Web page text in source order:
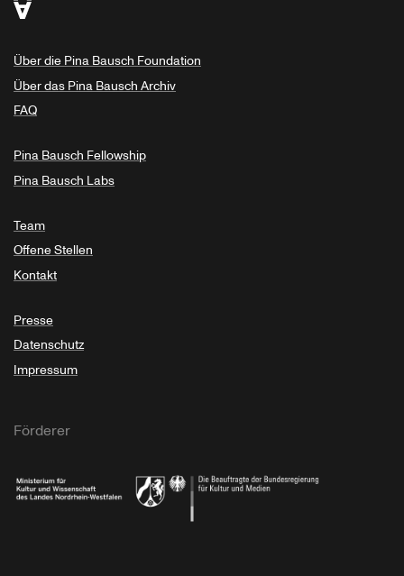
Über die Pina Bausch Foundation
Über das Pina Bausch Archiv
FAQ
Pina Bausch Fellowship
Pina Bausch Labs
Team
Offene Stellen
Kontakt
Presse
Datenschutz
Impressum
Förderer